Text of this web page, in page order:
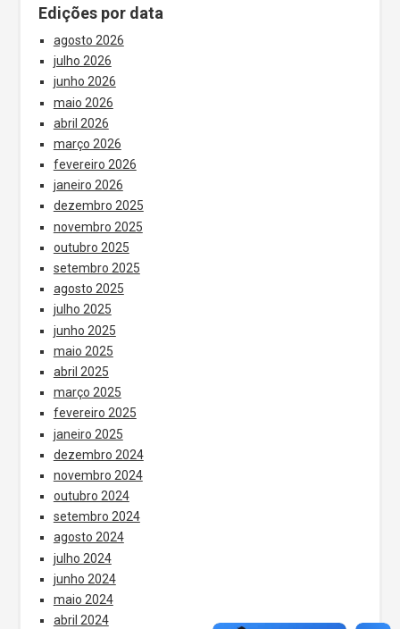
Edições por data
agosto 2026
julho 2026
junho 2026
maio 2026
abril 2026
março 2026
fevereiro 2026
janeiro 2026
dezembro 2025
novembro 2025
outubro 2025
setembro 2025
agosto 2025
julho 2025
junho 2025
maio 2025
abril 2025
março 2025
fevereiro 2025
janeiro 2025
dezembro 2024
novembro 2024
outubro 2024
setembro 2024
agosto 2024
julho 2024
junho 2024
maio 2024
abril 2024